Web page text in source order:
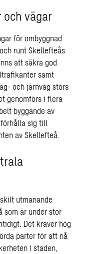
och vägar
för ombyggnad
runt Skellefteås
att säkra god
samt
och järnväg störs
genomförs i flera
byggande av
sig till
av Skellefteå.
utmanande
som är under stor
Det kräver hög
parter för att nå
i staden,